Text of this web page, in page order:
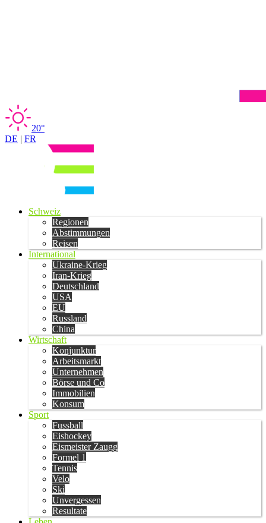
20°
DE | FR
Schweiz
Regionen
Abstimmungen
Reisen
International
Ukraine-Krieg
Iran-Krieg
Deutschland
USA
EU
Russland
China
Wirtschaft
Konjunktur
Arbeitsmarkt
Unternehmen
Börse und Co
Immobilien
Konsum
Sport
Fussball
Eishockey
Eismeister Zaugg
Formel 1
Tennis
Velo
Ski
Unvergessen
Resultate